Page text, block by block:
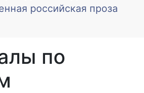
российская проза
по